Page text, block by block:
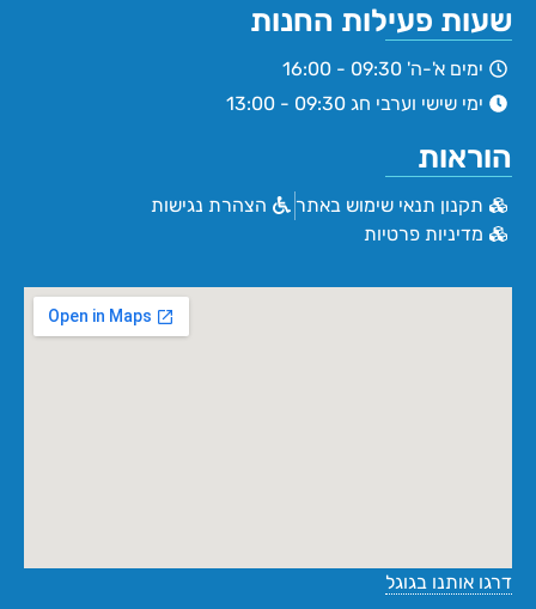
שעות פעילות החנות
ימים א'-ה' 09:30 - 16:00
ימי שישי וערבי חג 09:30 - 13:00
הוראות
תקנון תנאי שימוש באתר
הצהרת נגישות
מדיניות פרטיות
דרגו אותנו בגוגל